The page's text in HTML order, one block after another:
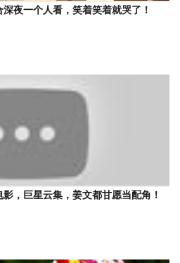
夜一个人看，笑着笑着就哭了！
，巨星云集，姜文都甘愿当配角！